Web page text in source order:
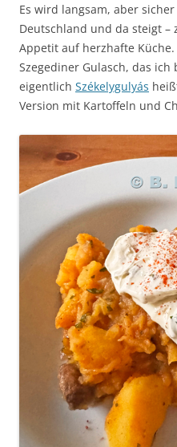
Es wird langsam, aber
Deutschland und da steigt
Appetit auf herzhafte
Szegediner Gulasch, das
eigentlich Székelygulyás
Version mit Kartoffeln und